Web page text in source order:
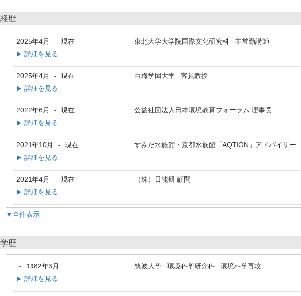
経歴
2025年4月 - 現在 東北大学大学院国際文化研究科 非常勤講師
▶ 詳細を見る
2025年4月 - 現在 白梅学園大学 客員教授
▶ 詳細を見る
2022年6月 - 現在 公益社団法人日本環境教育フォーラム 理事長
▶ 詳細を見る
2021年10月 - 現在 すみだ水族館・京都水族館「AQTION」アドバイザー
▶ 詳細を見る
2021年4月 - 現在 （株）日能研 顧問
▶ 詳細を見る
▼全件表示
学歴
- 1982年3月 筑波大学 環境科学研究科 環境科学専攻
▶ 詳細を見る